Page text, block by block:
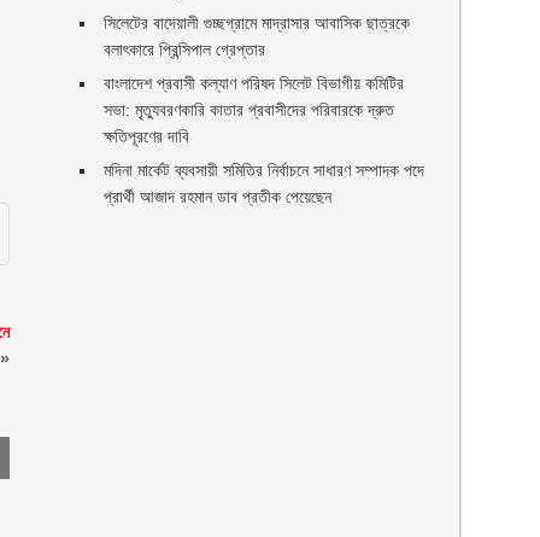
সিলেটের বাদেয়ালী গুচ্ছগ্রামে মাদ্রাসার আবাসিক ছাত্রকে
বলাৎকারে প্রিন্সিপাল গ্রেপ্তার ‎
বাংলাদেশ প্রবাসী কল্যাণ পরিষদ সিলেট বিভাগীয় কমিটির
সভা: মৃত্যুবরণকারি কাতার প্রবাসীদের পরিবারকে দ্রুত
ক্ষতিপূরণের দাবি
মদিনা মার্কেট ব্যবসায়ী সমিতির নির্বাচনে সাধারণ সম্পাদক পদে
প্রার্থী আজাদ রহমান ডাব প্রতীক পেয়েছেন ‎